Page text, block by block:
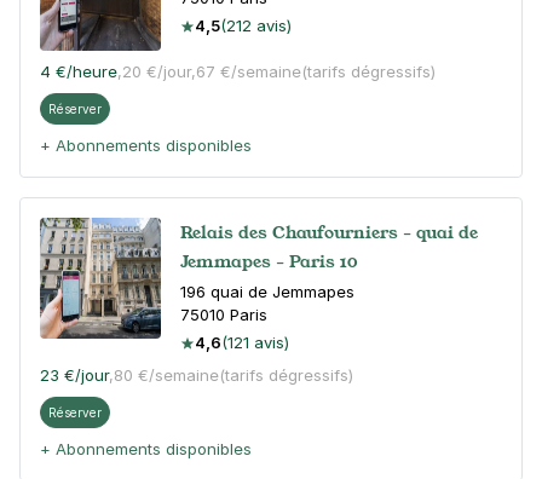
4,5(212 avis)
4 €/heure,20 €/jour,67 €/semaine(tarifs dégressifs)
Réserver
+ Abonnements disponibles
Relais des Chaufourniers - quai de
Jemmapes - Paris 10
196 quai de Jemmapes
75010 Paris
4,6(121 avis)
23 €/jour,80 €/semaine(tarifs dégressifs)
Réserver
+ Abonnements disponibles